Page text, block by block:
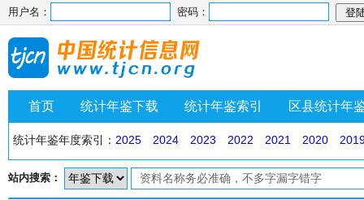
用户名： 密码：
首页 统计年鉴下载 统计年鉴索引 区县统计年
统计年鉴年度索引： 2025 2024 2023 2022 2021 2020
站内搜索：